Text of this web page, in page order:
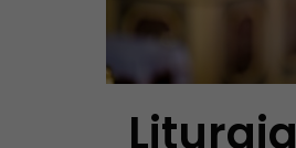
Liturgia